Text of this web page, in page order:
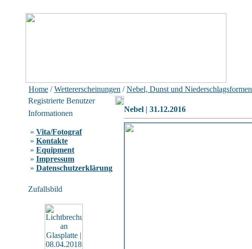
Home /Wettererscheinungen /Nebel, Dunst und Niederschlagsformen
Registrierte Benutzer
Informationen
» Vita/Fotograf
» Kontakte
» Equipment
» Impressum
» Datenschutzerklärung
Zufallsbild
Nebel | 31.12.2016